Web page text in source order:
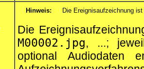
Hinweis: Die Ereignisaufzeichnung
Die
M00002.jpg, ...;
optional Audiodaten